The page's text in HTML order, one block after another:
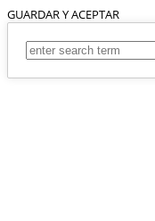
GUARDAR Y ACEPTAR